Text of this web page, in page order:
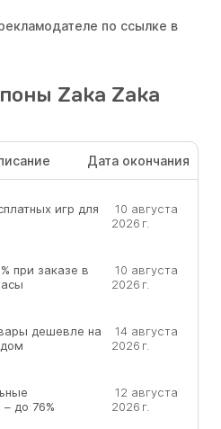
по ссылке в
Zaka Zaka
Дата окончания
игр для
10 августа
2026 г.
при заказе в
10 августа
2026 г.
дешевле на
14 августа
2026 г.
до 76%
12 августа
2026 г.